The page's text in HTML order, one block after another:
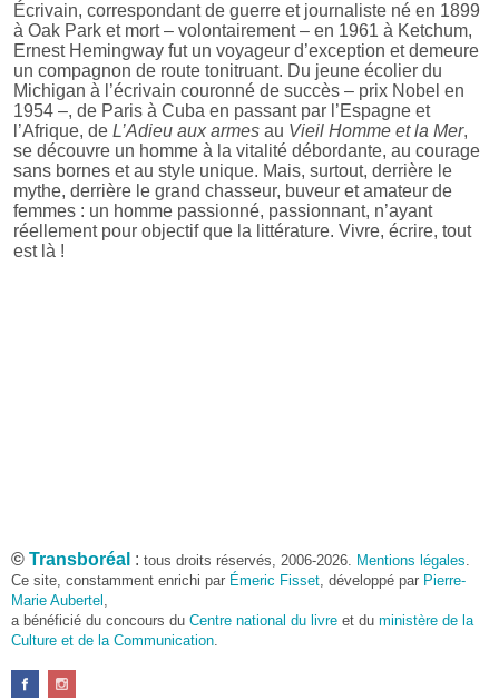
Écrivain, correspondant de guerre et journaliste né en 1899
à Oak Park et mort – volontairement – en 1961 à Ketchum,
Ernest Hemingway fut un voyageur d’exception et demeure
un compagnon de route tonitruant. Du jeune écolier du
Michigan à l’écrivain couronné de succès – prix Nobel en
1954 –, de Paris à Cuba en passant par l’Espagne et
l’Afrique, de L’Adieu aux armes au Vieil Homme et la Mer,
se découvre un homme à la vitalité débordante, au courage
sans bornes et au style unique. Mais, surtout, derrière le
mythe, derrière le grand chasseur, buveur et amateur de
femmes : un homme passionné, passionnant, n’ayant
réellement pour objectif que la littérature. Vivre, écrire, tout
est là !
© Transboréal : tous droits réservés, 2006-2026. Mentions légales.
Ce site, constamment enrichi par Émeric Fisset, développé par Pierre-
Marie Aubertel ,
a bénéficié du concours du Centre national du livre et du ministère de la
Culture et de la Communication.